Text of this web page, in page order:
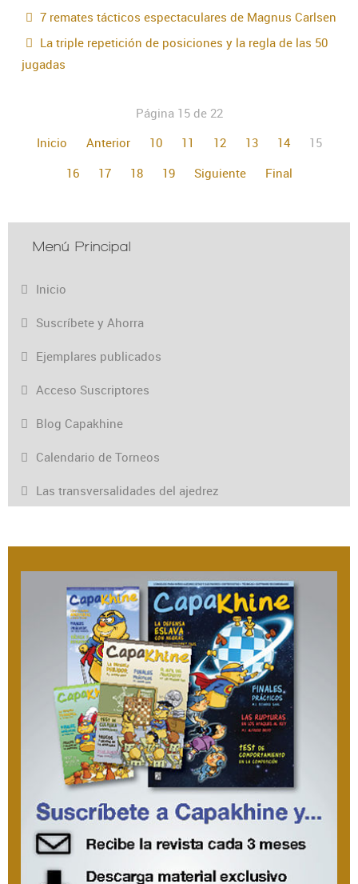
7 remates tácticos espectaculares de Magnus Carlsen
La triple repetición de posiciones y la regla de las 50
jugadas
Página 15 de 22
Inicio
Anterior 10 11 12 13 14
15
16
17 18 19 Siguiente Final
Menú Principal
Inicio
Suscríbete y Ahorra
Ejemplares publicados
Acceso Suscriptores
Blog Capakhine
Calendario de Torneos
Las transversalidades del ajedrez